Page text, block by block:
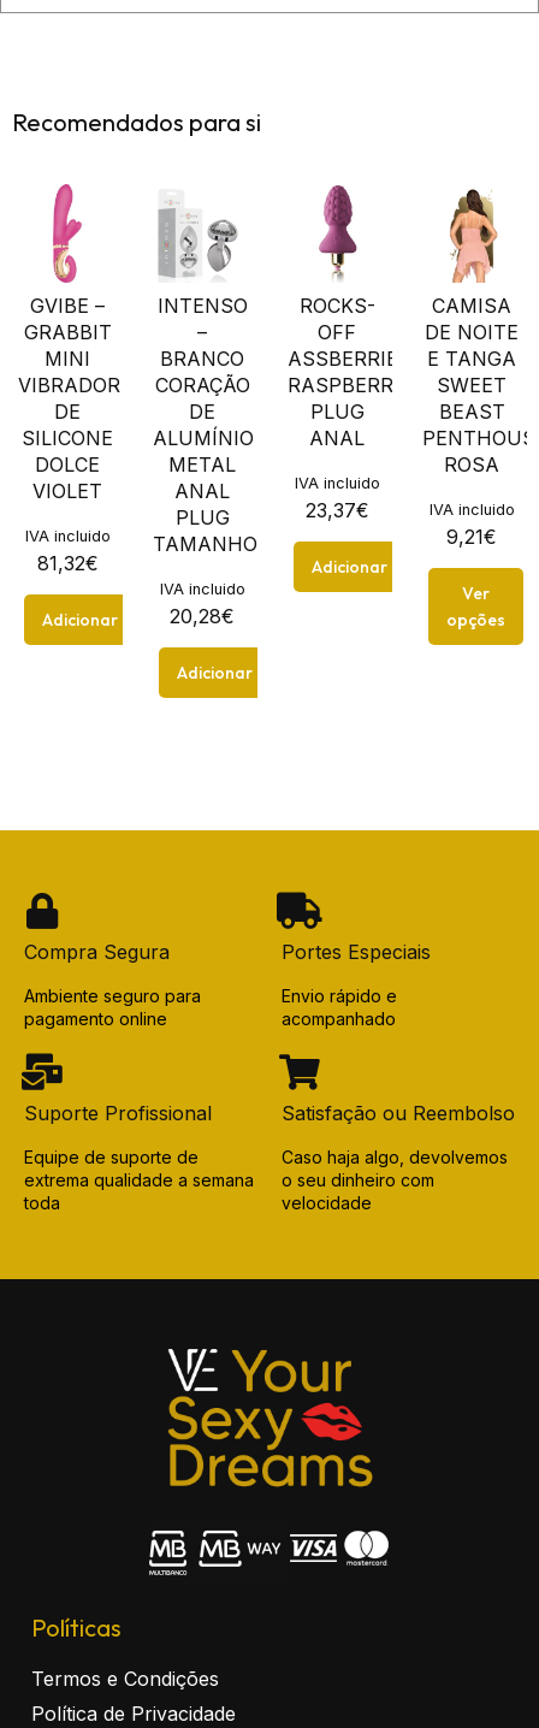
Recomendados para si
GVIBE –
GRABBIT
MINI
VIBRADOR
DE
SILICONE
DOLCE
VIOLET
81,32€
IVA incluido
Adicionar
INTENSO
–
BRANCO
CORAÇÃO
DE
ALUMÍNIO
METAL
ANAL
PLUG
TAMANHO...
20,28€
IVA incluido
Adicionar
ROCKS-
OFF
ASSBERRIES
RASPBERRY
PLUG
ANAL
23,37€
IVA incluido
Adicionar
CAMISA
DE NOITE
E TANGA
SWEET
BEAST
ROSA
9,21€
IVA incluido
Ver
opções
Compra Segura
Ambiente seguro para
pagamento online
Portes Especiais
Envio rápido e
acompanhado
Suporte Profissional
Equipe de suporte de
extrema qualidade a semana
toda
Satisfação ou Reembolso
Caso haja algo, devolvemos
o seu dinheiro com
velocidade
Políticas
Termos e Condições
Política de Privacidade